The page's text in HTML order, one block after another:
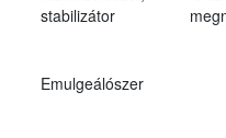
stabilizátor
Emulgeálószer